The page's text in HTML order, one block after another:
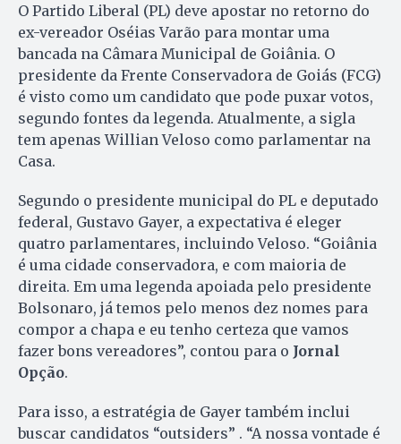
O Partido Liberal (PL) deve apostar no retorno do
ex-vereador Oséias Varão para montar uma
bancada na Câmara Municipal de Goiânia. O
presidente da Frente Conservadora de Goiás (FCG)
é visto como um candidato que pode puxar votos,
segundo fontes da legenda. Atualmente, a sigla
tem apenas Willian Veloso como parlamentar na
Casa.
Segundo o presidente municipal do PL e deputado
federal, Gustavo Gayer, a expectativa é eleger
quatro parlamentares, incluindo Veloso. “Goiânia
é uma cidade conservadora, e com maioria de
direita. Em uma legenda apoiada pelo presidente
Bolsonaro, já temos pelo menos dez nomes para
compor a chapa e eu tenho certeza que vamos
fazer bons vereadores”, contou para o Jornal
Opção.
Para isso, a estratégia de Gayer também inclui
buscar candidatos “outsiders” . “A nossa vontade é